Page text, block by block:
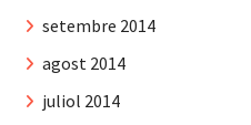
setembre 2014
agost 2014
juliol 2014